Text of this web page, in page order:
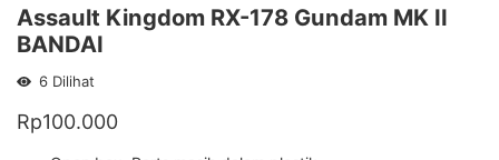
Assault Kingdom RX-178 Gundam MK II
BANDAI
6 Dilihat
Rp100.000